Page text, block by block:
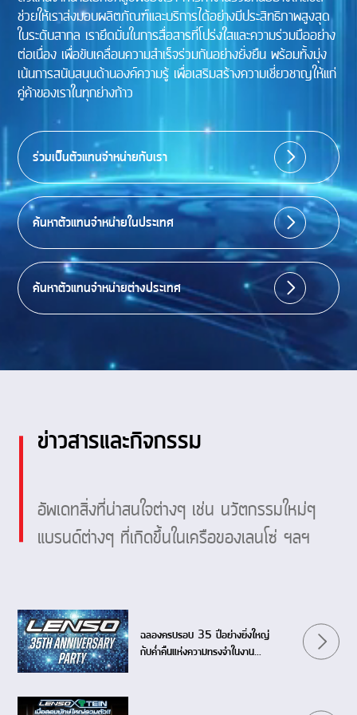
ช่วยให้เราส่งมอบผลิตภัณฑ์และบริการได้อย่างมีประสิทธิภาพสูงสุด
ในระดับสากล เรายึดมั่นในการสื่อสารที่โปร่งใสและความร่วมมืออย่าง
ต่อเนื่อง เพื่อขับเคลื่อนความสำเร็จร่วมกันอย่างยั่งยืน พร้อมทั้งมุ่ง
เน้นการสนับสนุนด้านองค์ความรู้ เพื่อเสริมสร้างความเชี่ยวชาญให้แก่
คู่ค้าของเราในทุกย่างก้าว
ร่วมเป็นตัวแทนจำหน่ายกับเรา
ค้นหาตัวแทนจำหน่ายในประเทศ
ค้นหาตัวแทนจำหน่ายต่างประเทศ
ข่าวสารและกิจกรรม
อัพเดทสิ่งที่น่าสนใจต่างๆ เช่น นวัตกรรมใหม่ๆ
แบรนด์ต่างๆ ที่เกิดขึ้นในเครือของเลนโซ่ ฯลฯ
ฉลองครบรอบ 35 ปีอย่างยิ่งใหญ่
กับค่ำคืนแห่งความทรงจำในงาน